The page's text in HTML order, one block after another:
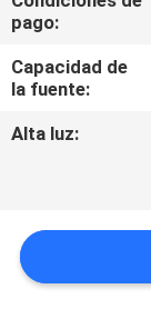
CONTACTO
CON
PIDA
MAPA
pago:
Capacidad de
la fuente:
Alta luz: